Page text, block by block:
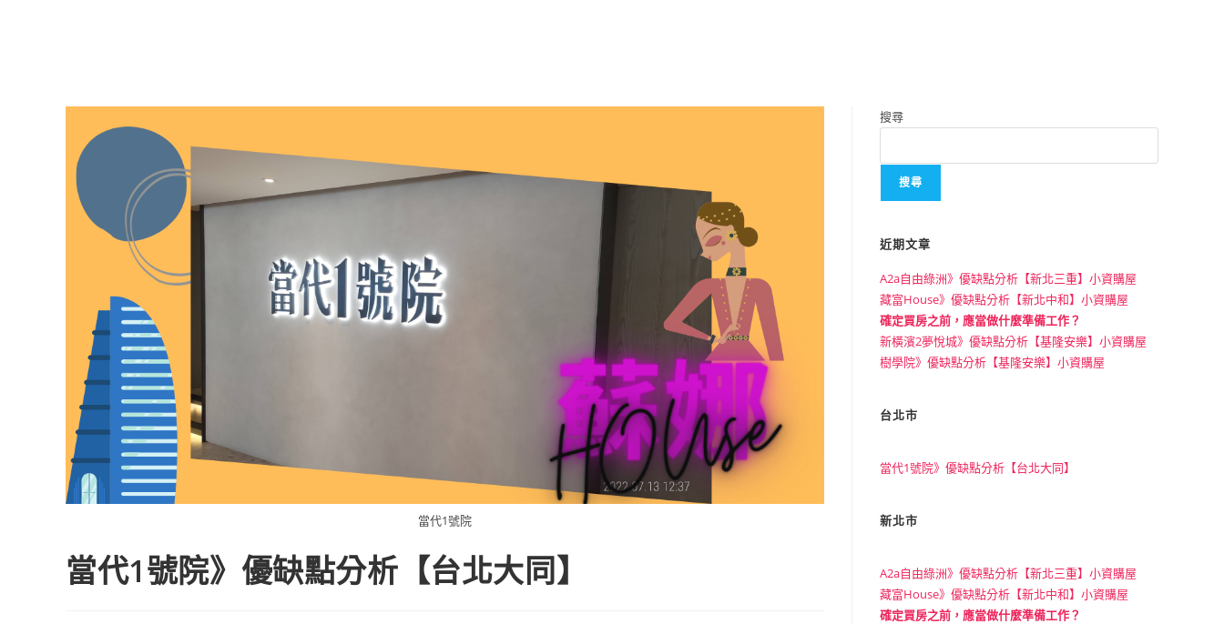
當代1號院
當代1號院》優缺點分析【台北大同】
搜尋
搜尋
近期文章
A2a自由綠洲》優缺點分析【新北三重】小資購屋
藏富House》優缺點分析【新北中和】小資購屋
確定買房之前，應當做什麼準備工作？
新橫濱2夢悅城》優缺點分析【基隆安樂】小資購屋
樹學院》優缺點分析【基隆安樂】小資購屋
台北市
當代1號院》優缺點分析【台北大同】
新北市
A2a自由綠洲》優缺點分析【新北三重】小資購屋
藏富House》優缺點分析【新北中和】小資購屋
確定買房之前，應當做什麼準備工作？